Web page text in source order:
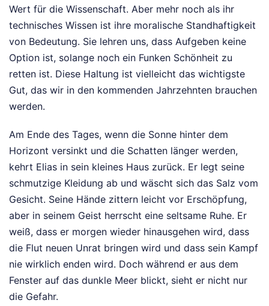
Wert für die Wissenschaft. Aber mehr noch als ihr
technisches Wissen ist ihre moralische Standhaftigkeit
von Bedeutung. Sie lehren uns, dass Aufgeben keine
Option ist, solange noch ein Funken Schönheit zu
retten ist. Diese Haltung ist vielleicht das wichtigste
Gut, das wir in den kommenden Jahrzehnten brauchen
werden.
Am Ende des Tages, wenn die Sonne hinter dem
Horizont versinkt und die Schatten länger werden,
kehrt Elias in sein kleines Haus zurück. Er legt seine
schmutzige Kleidung ab und wäscht sich das Salz vom
Gesicht. Seine Hände zittern leicht vor Erschöpfung,
aber in seinem Geist herrscht eine seltsame Ruhe. Er
weiß, dass er morgen wieder hinausgehen wird, dass
die Flut neuen Unrat bringen wird und dass sein Kampf
nie wirklich enden wird. Doch während er aus dem
Fenster auf das dunkle Meer blickt, sieht er nicht nur
die Gefahr.